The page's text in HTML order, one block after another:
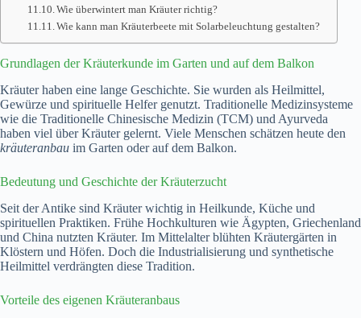
Wie überwintert man Kräuter richtig?
Wie kann man Kräuterbeete mit Solarbeleuchtung gestalten?
Grundlagen der Kräuterkunde im Garten und auf dem Balkon
Kräuter haben eine lange Geschichte. Sie wurden als Heilmittel,
Gewürze und spirituelle Helfer genutzt. Traditionelle Medizinsysteme
wie die Traditionelle Chinesische Medizin (TCM) und Ayurveda
haben viel über Kräuter gelernt. Viele Menschen schätzen heute den
kräuteranbau im Garten oder auf dem Balkon.
Bedeutung und Geschichte der Kräuterzucht
Seit der Antike sind Kräuter wichtig in Heilkunde, Küche und
spirituellen Praktiken. Frühe Hochkulturen wie Ägypten, Griechenland
und China nutzten Kräuter. Im Mittelalter blühten Kräutergärten in
Klöstern und Höfen. Doch die Industrialisierung und synthetische
Heilmittel verdrängten diese Tradition.
Vorteile des eigenen Kräuteranbaus